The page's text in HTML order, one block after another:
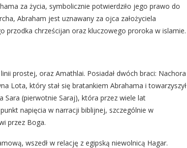
za życia, symbolicznie potwierdziło jego prawo do
Abraham jest uznawany za ojca założyciela
przodka chrześcijan oraz kluczowego proroka w islamie.
prostej, oraz Amathlai. Posiadał dwóch braci: Nachora
Lota, który stał się bratankiem Abrahama i towarzyszył
Sara (pierwotnie Saraj), która przez wiele lat
napięcia w narracji biblijnej, szczególnie w
przez Boga.
wszedł w relację z egipską niewolnicą Hagar.